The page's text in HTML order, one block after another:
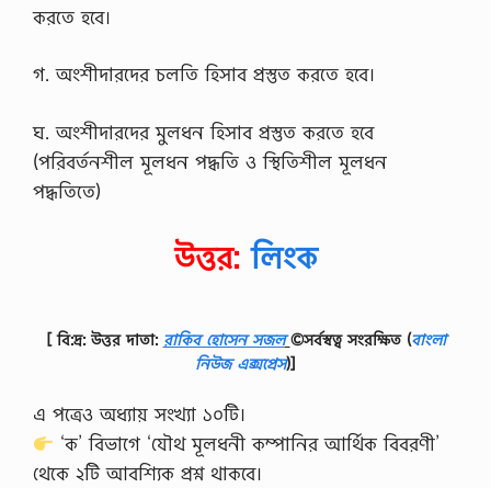
করতে হবে।
গ. অংশীদারদের চলতি হিসাব প্রস্তুত করতে হবে।
ঘ. অংশীদারদের মুলধন হিসাব প্রস্তুত করতে হবে
(পরিবর্তনশীল মূলধন পদ্ধতি ও স্থিতিশীল মূলধন
পদ্ধতিতে)
উত্তর:লিংক
[ বি:দ্র: উত্তর দাতা: রাকিব হোসেন সজল ©সর্বস্বত্ব সংরক্ষিত (বাংলা
নিউজ এক্সপ্রেস)]
এ পত্রেও অধ্যায় সংখ্যা ১০টি।
‘ক’ বিভাগে ‘যৌথ মূলধনী কম্পানির আর্থিক বিবরণী’
থেকে ২টি আবশ্যিক প্রশ্ন থাকবে।